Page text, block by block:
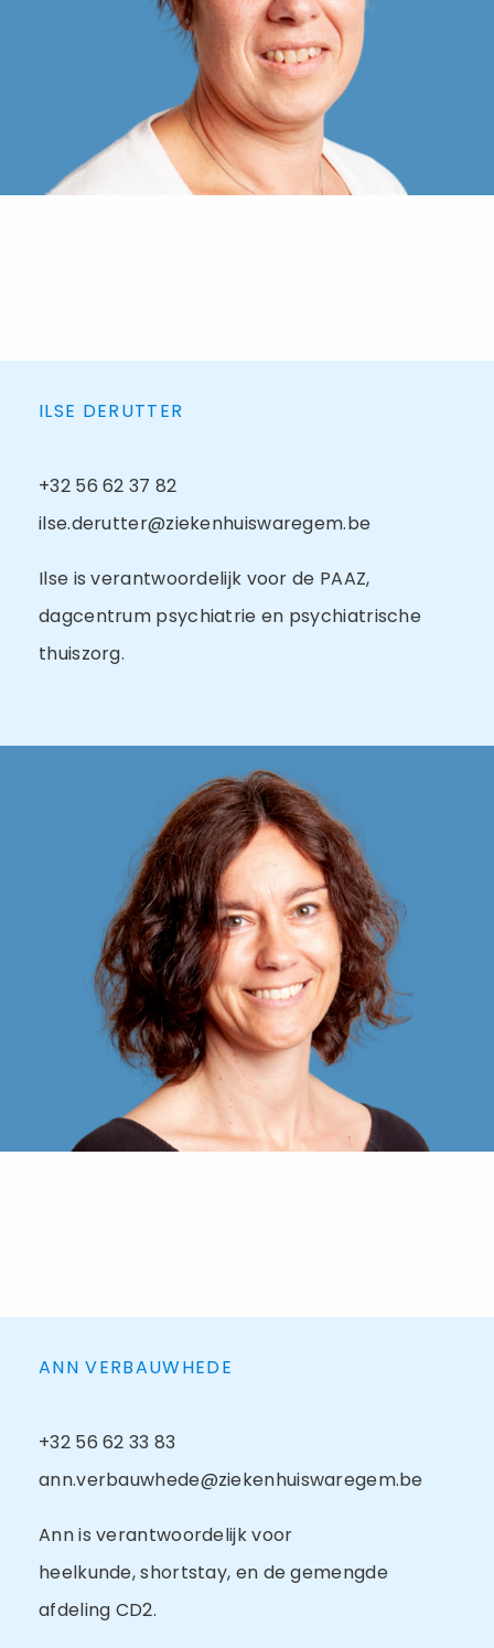
ILSE DERUTTER
+32 56 62 37 82
ilse.derutter@ziekenhuiswaregem.be
Ilse is verantwoordelijk voor de PAAZ,
dagcentrum psychiatrie en psychiatrische
thuiszorg.
ANN VERBAUWHEDE
+32 56 62 33 83
ann.verbauwhede@ziekenhuiswaregem.be
Ann is verantwoordelijk voor
heelkunde, shortstay, en de gemengde
afdeling CD2.